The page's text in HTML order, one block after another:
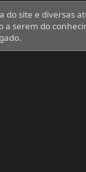
do site e diversas
serem do